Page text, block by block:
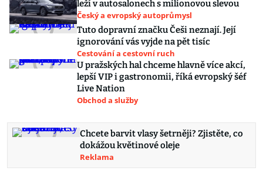
leží v autosalonech s milionovou slevou
Český a evropský autoprůmysl
Tuto dopravní značku Češi neznají. Její
ignorování vás vyjde na pět tisíc
Cestování a cestovní ruch
U pražských hal chceme hlavně více akcí,
lepší VIP i gastronomii, říká evropský šéf
Live Nation
Obchod a služby
Chcete barvit vlasy šetrněji? Zjistěte, co
dokážou květinové oleje
Reklama